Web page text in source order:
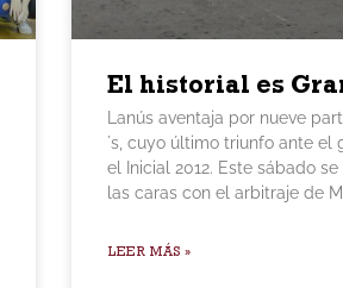
El historial es
Lanús aventaja por nueve
´s, cuyo último triunfo ante el
el Inicial 2012. Este sábado
las caras con el arbitraje de
LEER MÁS »